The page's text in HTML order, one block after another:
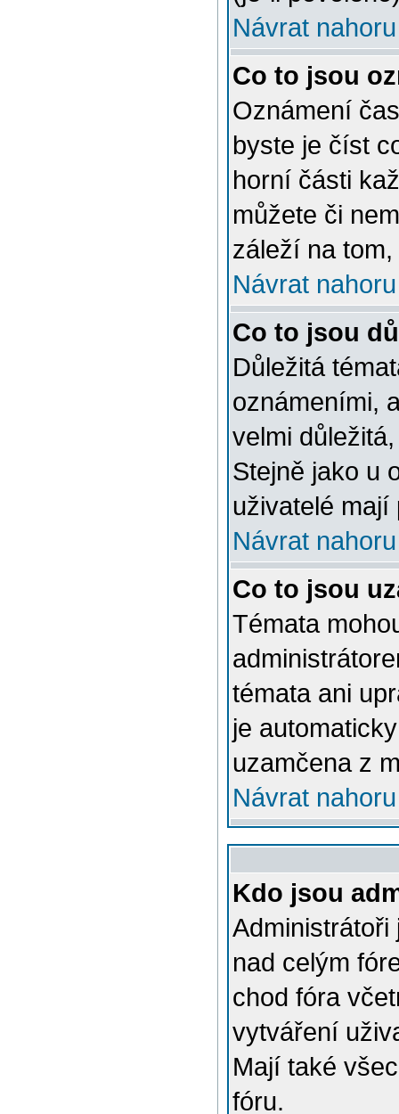
Návrat nahoru
Co to jsou
Oznámení
byste je číst
horní části
můžete či
záleží na
Návrat nahoru
Co to jsou
Důležitá
oznámeními,
velmi
Stejně jako u
uživatelé mají
Návrat nahoru
Co to jsou
Témata
témata ani
je
uzamčena z
Návrat nahoru
Kdo jsou
nad celým
chod fóra
vytváření
Mají také
fóru.